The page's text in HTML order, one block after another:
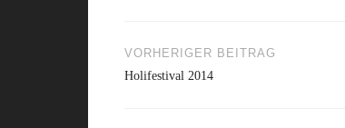
Beitragsnavigation
VORHERIGER BEITRAG
Holifestival 2014